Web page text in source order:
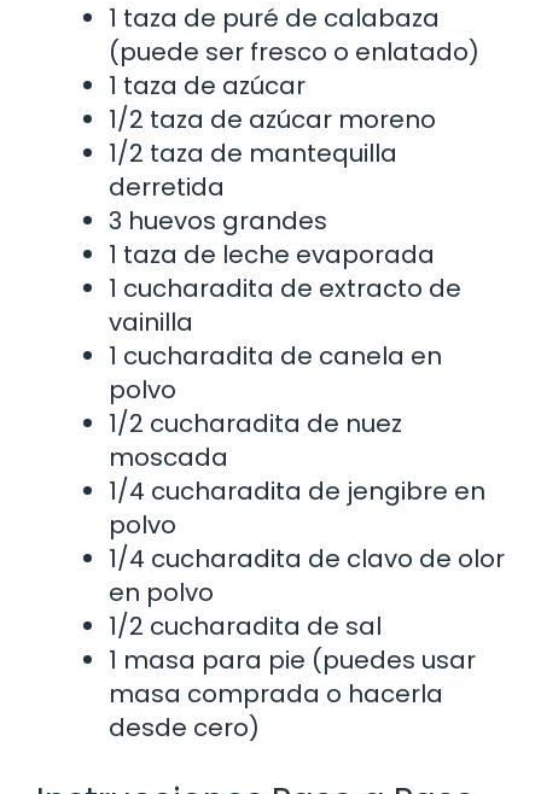
1 taza de puré de calabaza
(puede ser fresco o enlatado)
1 taza de azúcar
1/2 taza de azúcar moreno
1/2 taza de mantequilla
derretida
3 huevos grandes
1 taza de leche evaporada
1 cucharadita de extracto de
vainilla
1 cucharadita de canela en
polvo
1/2 cucharadita de nuez
moscada
1/4 cucharadita de jengibre en
polvo
1/4 cucharadita de clavo de olor
en polvo
1/2 cucharadita de sal
1 masa para pie (puedes usar
masa comprada o hacerla
desde cero)